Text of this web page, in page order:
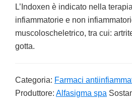
L’Indoxen è indicato nella
infiammatorie e non
muscoloscheletrico, tra cui:
gotta.
Categoria: Farmaci
Produttore: Alfasigma spa